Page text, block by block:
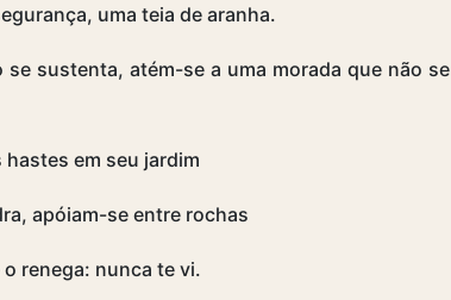
uma teia de aranha.
sustenta, atém-se a uma morada que não se
em seu jardim
apóiam-se entre rochas
renega: nunca te vi.